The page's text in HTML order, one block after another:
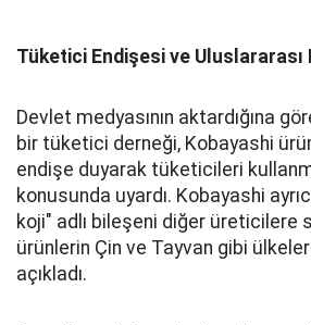
Tüketici Endişesi ve Uluslararası
Devlet medyasının aktardığına
bir tüketici derneği, Kobayashi
endişe duyarak tüketicileri
konusunda uyardı. Kobayashi
koji" adlı bileşeni diğer üreticilere
ürünlerin Çin ve Tayvan gibi
açıkladı.